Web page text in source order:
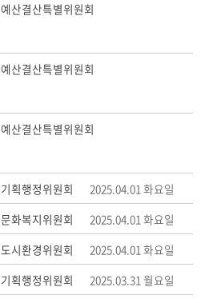
예산결산특별위원회
예산결산특별위원회
예산결산특별위원회
기획행정위원회
2025.04.01 화요일
문화복지위원회
2025.04.01 화요일
도시환경위원회
2025.04.01 화요일
기획행정위원회 2025.03.31 월요일